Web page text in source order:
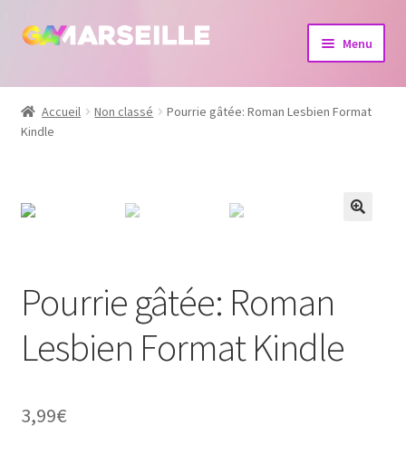
Aller
navigation
Aller
Menu
Boutique
Bijoux
Accueil Non classé
Pourrie gâtée: Roman Lesbien Format
Kindle
Pourrie gâtée: Roman
Lesbien Format Kindle
3,99€